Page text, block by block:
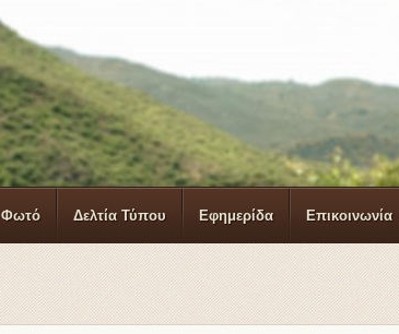
Φωτό Δελτία Τύπου Εφημερίδα Επικοινωνία